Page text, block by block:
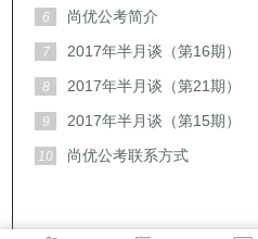
（精选）
6 尚优公考简介
7
2017年半月谈（第16期）
（精选）
8
2017年半月谈（第21期）
（精选）
9
2017年半月谈（第15期）
（精选）
10 尚优公考联系方式